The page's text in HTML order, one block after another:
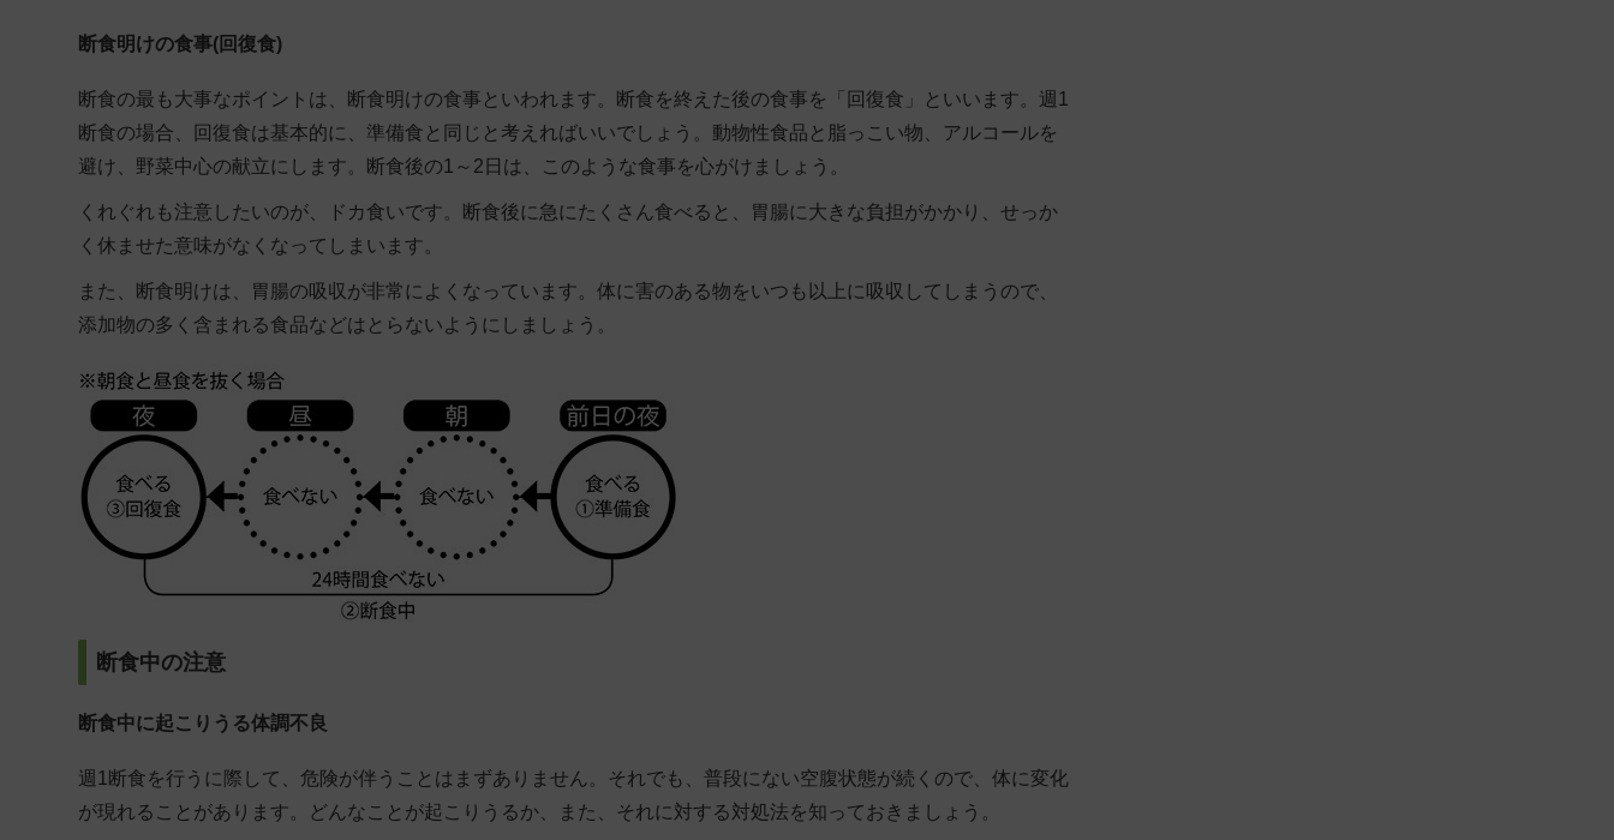
断食明けの食事(回復食)
断食の最も大事なポイントは、断食明けの食事といわれます。断食を終えた後の食事を「回復食」といいます。週1
断食の場合、回復食は基本的に、準備食と同じと考えればいいでしょう。 動物性食品と脂っこい物、アルコールを
避け、野菜中心の献立にします。断食後の1～2日は、このような食事を心がけましょう。
くれぐれも注意したいのが、ドカ食いです。断食後に急にたくさん食べると、胃腸に大きな負担がかかり、せっか
く休ませた意味がなくなってしまいます。
また、断食明けは、胃腸の吸収が非常によくなっています。体に害のある物をいつも以上に吸収してしまうので、
添加物の多く含まれる食品などはとらないようにしましょう。
断食中の注意
断食中に起こりうる体調不良
週1断食を行うに際して、危険が伴うことはまずありません。それでも、普段にない空腹状態が続くので、体に変化
が現れることがあります。どんなことが起こりうるか、また、それに対する対処法を知っておきましょう。